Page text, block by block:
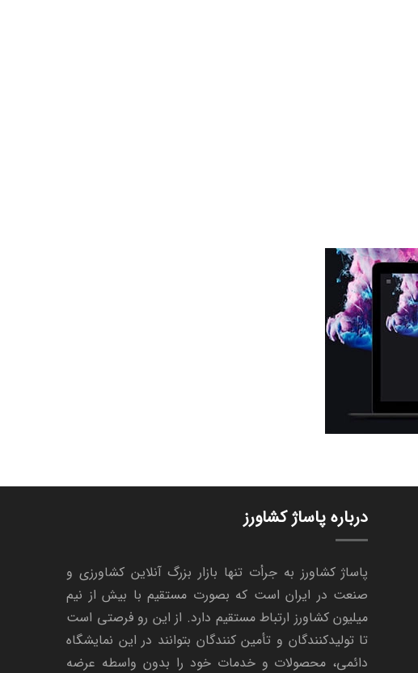
درباره پاساژ کشاورز
پاساژ کشاورز به جرأت تنها بازار بزرگ آنلاین کشاورزی و
صنعت در ایران است که بصورت مستقیم با بیش از نیم
میلیون کشاورز ارتباط مستقیم دارد. از این رو فرصتی است
تا تولیدکنندگان و تأمین کنندگان بتوانند در این نمایشگاه
دائمی، محصولات و خدمات خود را بدون واسطه عرضه